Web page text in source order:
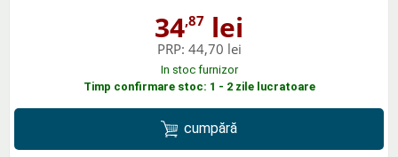
34,87 lei
PRP: 44,70 lei
In stoc furnizor
Timp confirmare stoc: 1 - 2 zile lucratoare
cumpără